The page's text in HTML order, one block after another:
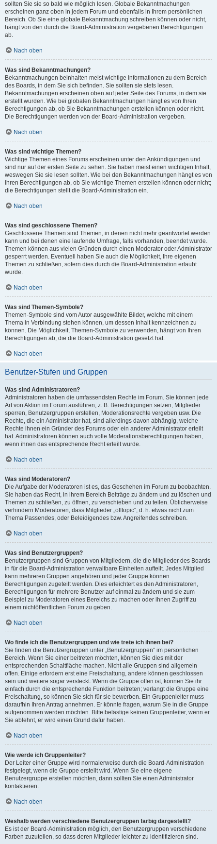
sollten Sie sie so bald wie möglich lesen. Globale Bekanntmachungen
erscheinen ganz oben in jedem Forum und ebenfalls in Ihrem persönlichen
Bereich. Ob Sie eine globale Bekanntmachung schreiben können oder nicht,
hängt von den durch die Board-Administration vergebenen Berechtigungen
ab.
Nach oben
Was sind Bekanntmachungen?
Bekanntmachungen beinhalten meist wichtige Informationen zu dem Bereich
des Boards, in dem Sie sich befinden. Sie sollten sie stets lesen.
Bekanntmachungen erscheinen oben auf jeder Seite des Forums, in dem sie
erstellt wurden. Wie bei globalen Bekanntmachungen hängt es von Ihren
Berechtigungen ab, ob Sie Bekanntmachungen erstellen können oder nicht.
Die Berechtigungen werden von der Board-Administration vergeben.
Nach oben
Was sind wichtige Themen?
Wichtige Themen eines Forums erscheinen unter den Ankündigungen und
sind nur auf der ersten Seite zu sehen. Sie haben meist einen wichtigen Inhalt,
weswegen Sie sie lesen sollten. Wie bei den Bekanntmachungen hängt es von
Ihren Berechtigungen ab, ob Sie wichtige Themen erstellen können oder nicht;
die Berechtigungen stellt die Board-Administration ein.
Nach oben
Was sind geschlossene Themen?
Geschlossene Themen sind Themen, in denen nicht mehr geantwortet werden
kann und bei denen eine laufende Umfrage, falls vorhanden, beendet wurde.
Themen können aus vielen Gründen durch einen Moderator oder Administrator
gesperrt werden. Eventuell haben Sie auch die Möglichkeit, Ihre eigenen
Themen zu schließen, sofern dies durch die Board-Administration erlaubt
wurde.
Nach oben
Was sind Themen-Symbole?
Themen-Symbole sind vom Autor ausgewählte Bilder, welche mit einem
Thema in Verbindung stehen können, um dessen Inhalt kennzeichnen zu
können. Die Möglichkeit, Themen-Symbole zu verwenden, hängt von Ihren
Berechtigungen ab, die die Board-Administration gesetzt hat.
Nach oben
Benutzer-Stufen und Gruppen
Was sind Administratoren?
Administratoren haben die umfassendsten Rechte im Forum. Sie können jede
Art von Aktion im Forum ausführen; z. B. Berechtigungen setzen, Mitglieder
sperren, Benutzergruppen erstellen, Moderationsrechte vergeben usw. Die
Rechte, die ein Administrator hat, sind allerdings davon abhängig, welche
Rechte ihnen ein Gründer des Forums oder ein anderer Administrator erteilt
hat. Administratoren können auch volle Moderationsberechtigungen haben,
wenn ihnen das entsprechende Recht erteilt wurde.
Nach oben
Was sind Moderatoren?
Die Aufgabe der Moderatoren ist es, das Geschehen im Forum zu beobachten.
Sie haben das Recht, in ihrem Bereich Beiträge zu ändern und zu löschen und
Themen zu schließen, zu öffnen, zu verschieben und zu teilen. Üblicherweise
verhindern Moderatoren, dass Mitglieder „offtopic“, d. h. etwas nicht zum
Thema Passendes, oder Beleidigendes bzw. Angreifendes schreiben.
Nach oben
Was sind Benutzergruppen?
Benutzergruppen sind Gruppen von Mitgliedern, die die Mitglieder des Boards
in für die Board-Administration verwaltbare Einheiten aufteilt. Jedes Mitglied
kann mehreren Gruppen angehören und jeder Gruppe können
Berechtigungen zugeteilt werden. Dies erleichtert es den Administratoren,
Berechtigungen für mehrere Benutzer auf einmal zu ändern und sie zum
Beispiel zu Moderatoren eines Bereichs zu machen oder ihnen Zugriff zu
einem nichtöffentlichen Forum zu geben.
Nach oben
Wo finde ich die Benutzergruppen und wie trete ich ihnen bei?
Sie finden die Benutzergruppen unter „Benutzergruppen“ im persönlichen
Bereich. Wenn Sie einer beitreten möchten, können Sie dies mit der
entsprechenden Schaltfläche machen. Nicht alle Gruppen sind allgemein
offen. Einige erfordern erst eine Freischaltung, andere können geschlossen
sein und weitere sogar versteckt. Wenn die Gruppe offen ist, können Sie ihr
einfach durch die entsprechende Funktion beitreten; verlangt die Gruppe eine
Freischaltung, so können Sie sich für sie bewerben. Ein Gruppenleiter muss
daraufhin Ihren Antrag annehmen. Er könnte fragen, warum Sie in die Gruppe
aufgenommen werden möchten. Bitte belästige keinen Gruppenleiter, wenn er
Sie ablehnt, er wird einen Grund dafür haben.
Nach oben
Wie werde ich Gruppenleiter?
Der Leiter einer Gruppe wird normalerweise durch die Board-Administration
festgelegt, wenn die Gruppe erstellt wird. Wenn Sie eine eigene
Benutzergruppe erstellen möchten, dann sollten Sie einen Administrator
kontaktieren.
Nach oben
Weshalb werden verschiedene Benutzergruppen farbig dargestellt?
Es ist der Board-Administration möglich, den Benutzergruppen verschiedene
Farben zuzuteilen, so dass deren Mitglieder leichter zu identifizieren sind.